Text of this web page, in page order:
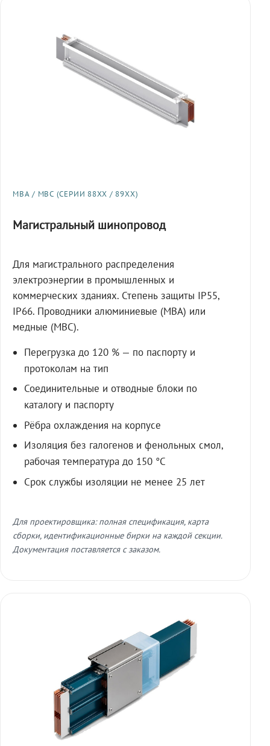
МВА / МВС (СЕРИИ 88XX / 89XX)
Магистральный шинопровод
Для магистрального распределения
электроэнергии в промышленных и
коммерческих зданиях. Степень защиты IP55,
IP66. Проводники алюминиевые (МВА) или
медные (МВС).
Перегрузка до 120 % — по паспорту и
протоколам на тип
Соединительные и отводные блоки по
каталогу и паспорту
Рёбра охлаждения на корпусе
Изоляция без галогенов и фенольных смол,
рабочая температура до 150 °C
Срок службы изоляции не менее 25 лет
Для проектировщика: полная спецификация, карта
сборки, идентификационные бирки на каждой секции.
Документация поставляется с заказом.